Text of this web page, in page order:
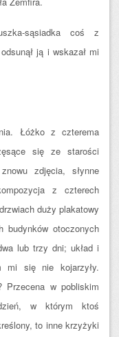
sąsiadka coś z
ją i wskazał mi
Łóżko z czterema
się ze starości
zdjęcia, słynne
z czterech
duży plakatowy
budynków otoczonych
lub trzy dni; układ i
mi się nie kojarzyły.
Przecena w pobliskim
w którym ktoś
to inne krzyżyki